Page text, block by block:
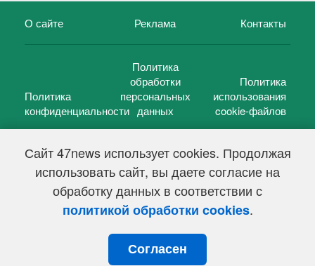
Сайт 47news использует cookies. Продолжая
использовать сайт, вы даете согласие на
обработку данных в соответствии с
политикой обработки cookies.
Согласен
О сайте Реклама Контакты
Политика
конфиденциальности
Политика
обработки
персональных
данных
Политика
использования
cookie-файлов
47 новостей (47 news)2005 — 2026 г.
Свидетельство о регистрации СМИ Эл № ФС 77-39848, выдано
Федеральной службой по надзору в сфере связи,
информационных технологий и массовых коммуникаций